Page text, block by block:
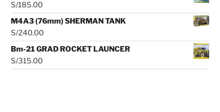
S/185.00
M4A3 (76mm) SHERMAN TANK
S/240.00
Bm-21 GRAD ROCKET LAUNCER
S/315.00